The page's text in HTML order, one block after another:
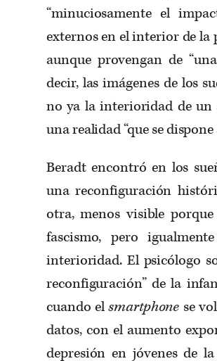
“minuciosamente el
externos en el interior de la
aunque provengan de
decir, las imágenes de los
no ya la interioridad de un
una realidad “que se
Beradt encontró en los
una reconfiguración
otra, menos visible
fascismo, pero
interioridad. El psicólogo
reconfiguración” de la
cuando elsmartphone se
datos, con el aumento
depresión en jóvenes de